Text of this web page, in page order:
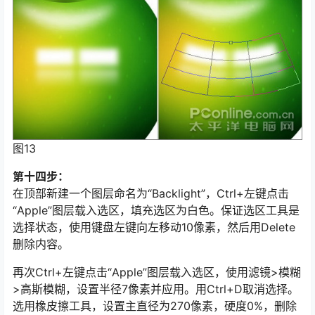
图13
第十四步：
在顶部新建一个图层命名为“Backlight”，Ctrl+左键点击
“Apple”图层载入选区，填充选区为白色。保证选区工具是
选择状态，使用键盘左键向左移动10像素，然后用Delete
删除内容。
再次Ctrl+左键点击“Apple”图层载入选区，使用滤镜>模糊
>高斯模糊，设置半径7像素并应用。用Ctrl+D取消选择。
选用橡皮擦工具，设置主直径为270像素，硬度0%，删除